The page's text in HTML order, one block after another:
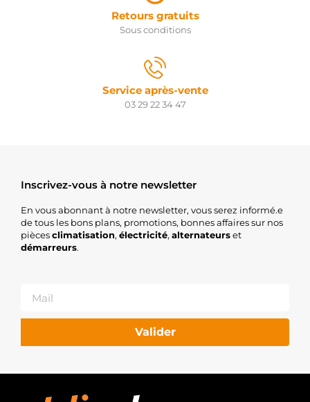
Retours gratuits
Sous conditions
Service après-vente
03 29 22 34 47
Inscrivez-vous à notre newsletter
En vous abonnant à notre newsletter, vous serez informé.e
de tous les bons plans, promotions, bonnes affaires sur nos
piècesclimatisation, électricité, alternateurset
démarreurs.
Valider